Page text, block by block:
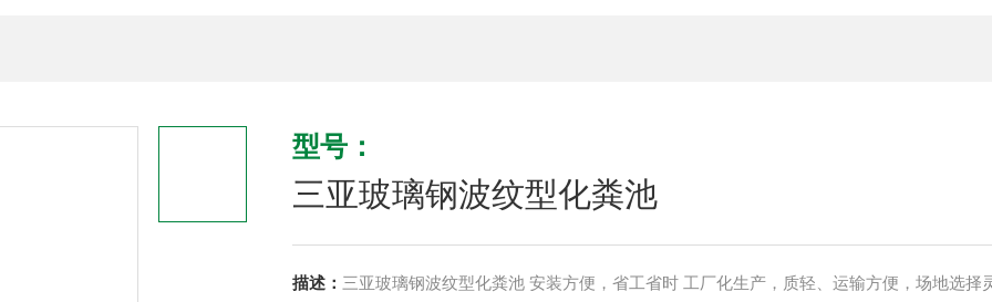
型号：
三亚玻璃钢波纹型化粪池
描述： 三亚玻璃钢波纹型化粪池 安装方便，省工省时 工厂化生产，质轻、运输方便，场地选择